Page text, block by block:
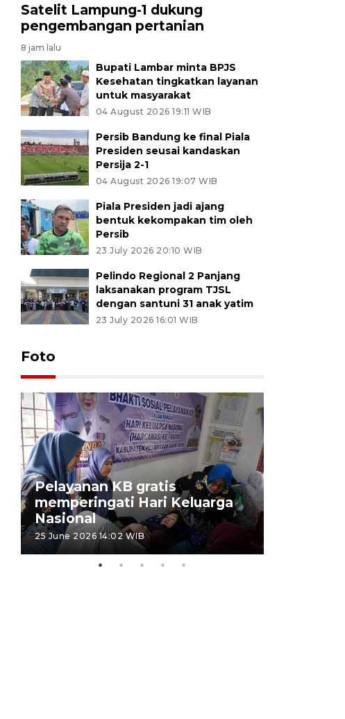
Satelit Lampung-1 dukung
pengembangan pertanian
8 jam lalu
Bupati Lambar minta BPJS
Kesehatan tingkatkan layanan
untuk masyarakat
04 August 2026 19:11 WIB
Persib Bandung ke final Piala
Presiden seusai kandaskan
Persija 2-1
04 August 2026 19:07 WIB
Piala Presiden jadi ajang
bentuk kekompakan tim oleh
Persib
23 July 2026 20:10 WIB
Pelindo Regional 2 Panjang
laksanakan program TJSL
dengan santuni 31 anak yatim
23 July 2026 16:01 WIB
Foto
Pelayanan KB gratis
memperingati Hari Keluarga
Nasional
25 June 2026 14:02 WIB